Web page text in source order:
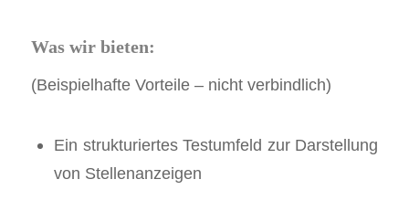
Was wir bieten:
(Beispielhafte Vorteile – nicht verbindlich)
Ein strukturiertes Testumfeld zur Darstellung
von Stellenanzeigen